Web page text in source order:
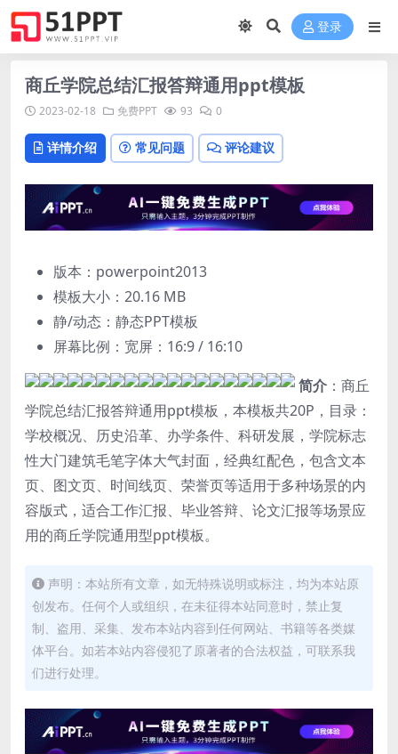
登录
商丘学院总结汇报答辩通用ppt模板
2023-02-18 免费PPT 93 0
详情介绍 常见问题 评论建议
版本：powerpoint2013
模板大小： 20.16 MB
静/动态：静态PPT模板
屏幕比例：宽屏：16:9 / 16:10
简介 ：商丘
学院总结汇报答辩通用ppt模板，本模板共20P，目录：
学校概况、历史沿革、办学条件、科研发展，学院标志
性大门建筑毛笔字体大气封面，经典红配色，包含文本
页、图文页、时间线页、荣誉页等适用于多种场景的内
容版式，适合工作汇报、毕业答辩、论文汇报等场景应
用的商丘学院通用型ppt模板。
声明：本站所有文章，如无特殊说明或标注，均为本站原
创发布。任何个人或组织，在未征得本站同意时，禁止复
制、盗用、采集、发布本站内容到任何网站、书籍等各类媒
体平台。如若本站内容侵犯了原著者的合法权益，可联系我
们进行处理。